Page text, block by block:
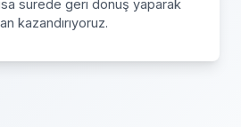
sürede geri dönüş yaparak
kazandırıyoruz.